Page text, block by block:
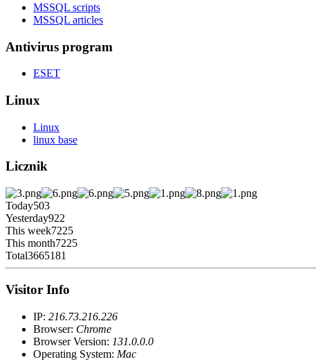
MSSQL scripts
MSSQL articles
Antivirus program
ESET
Linux
Linux
linux base
Licznik
Today503
Yesterday922
This week7225
This month7225
Total3665181
Visitor Info
IP: 216.73.216.226
Browser: Chrome
Browser Version: 131.0.0.0
Operating System: Mac